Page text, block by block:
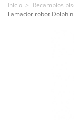
Inicio > Recambios
llamador robot